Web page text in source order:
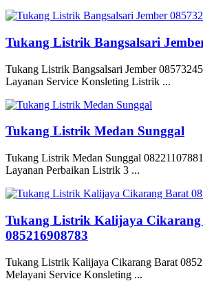
Tukang Listrik Bangsalsari
Tukang Listrik Bangsalsari Jember
Layanan Service Konsleting Listrik ...
Tukang Listrik Medan Sunggal
Tukang Listrik Medan Sunggal
Layanan Perbaikan Listrik 3 ...
Tukang Listrik Kalijaya
085216908783
Tukang Listrik Kalijaya Cikarang Barat
Melayani Service Konsleting ...